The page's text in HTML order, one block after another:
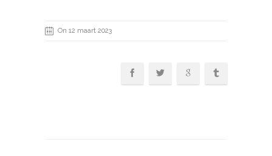
On 12 maart 2023